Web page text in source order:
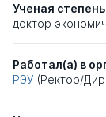
Ученая степень
доктор
Работал(а) в
РЭУ (Ректор/